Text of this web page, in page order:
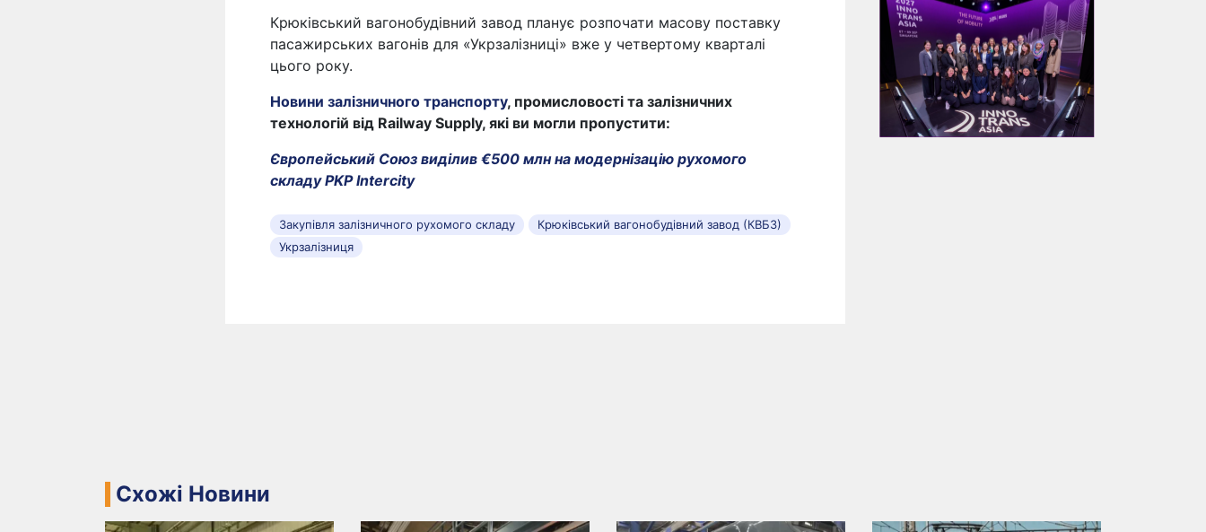
Крюківський вагонобудівний завод планує розпочати масову поставку
пасажирських вагонів для «Укрзалізниці» вже у четвертому кварталі
цього року.
Новини залізничного транспорту, промисловості та залізничних
технологій від Railway Supply, які ви могли пропустити:
Європейський Союз виділив €500 млн на модернізацію рухомого
складу PKP Intercity
Закупівля залізничного рухомого складу
Крюківський вагонобудівний завод (КВБЗ)
Укрзалізниця
Схожі Новини